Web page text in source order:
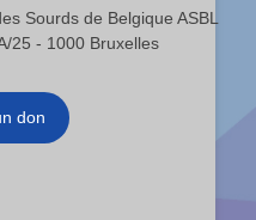
Sourds de Belgique ASBL
25 - 1000 Bruxelles
don